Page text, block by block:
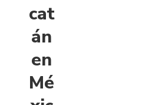
cat
án
en
Mé